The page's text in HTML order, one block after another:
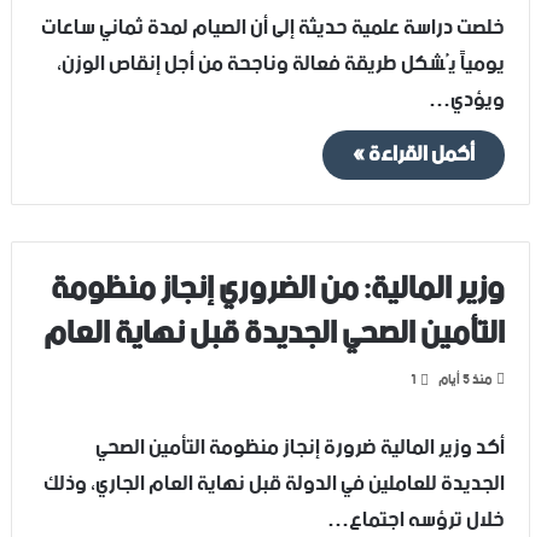
خلصت دراسة علمية حديثة إلى أن الصيام لمدة ثماني ساعات
يومياً يُشكل طريقة فعالة وناجحة من أجل إنقاص الوزن،
ويؤدي…
أكمل القراءة »
وزير المالية: من الضروري إنجاز منظومة
التأمين الصحي الجديدة قبل ‏نهاية العام
منذ 5 أيام 1
أكد وزير المالية ضرورة إنجاز منظومة التأمين الصحي
‏الجديدة للعاملين في الدولة قبل نهاية العام الجاري، وذلك
خلال ‏ترؤسه اجتماع…